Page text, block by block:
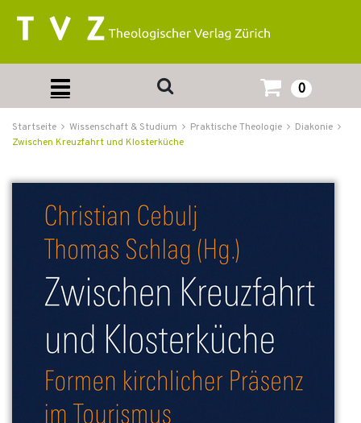
0
Startseite Wissenschaft & Studium Praktische Theologie
Diakonie
Zwischen Kreuzfahrt und Klosterküche